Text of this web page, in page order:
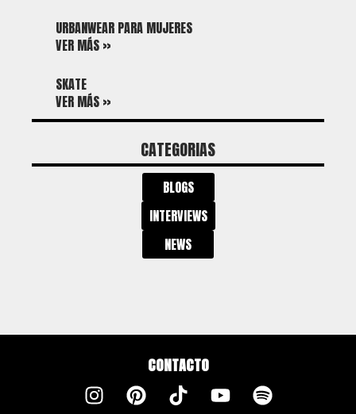
URBANWEAR PARA MUJERES
VER MÁS »
SKATE
VER MÁS »
CATEGORIAS
BLOGS
INTERVIEWS
NEWS
CONTACTO